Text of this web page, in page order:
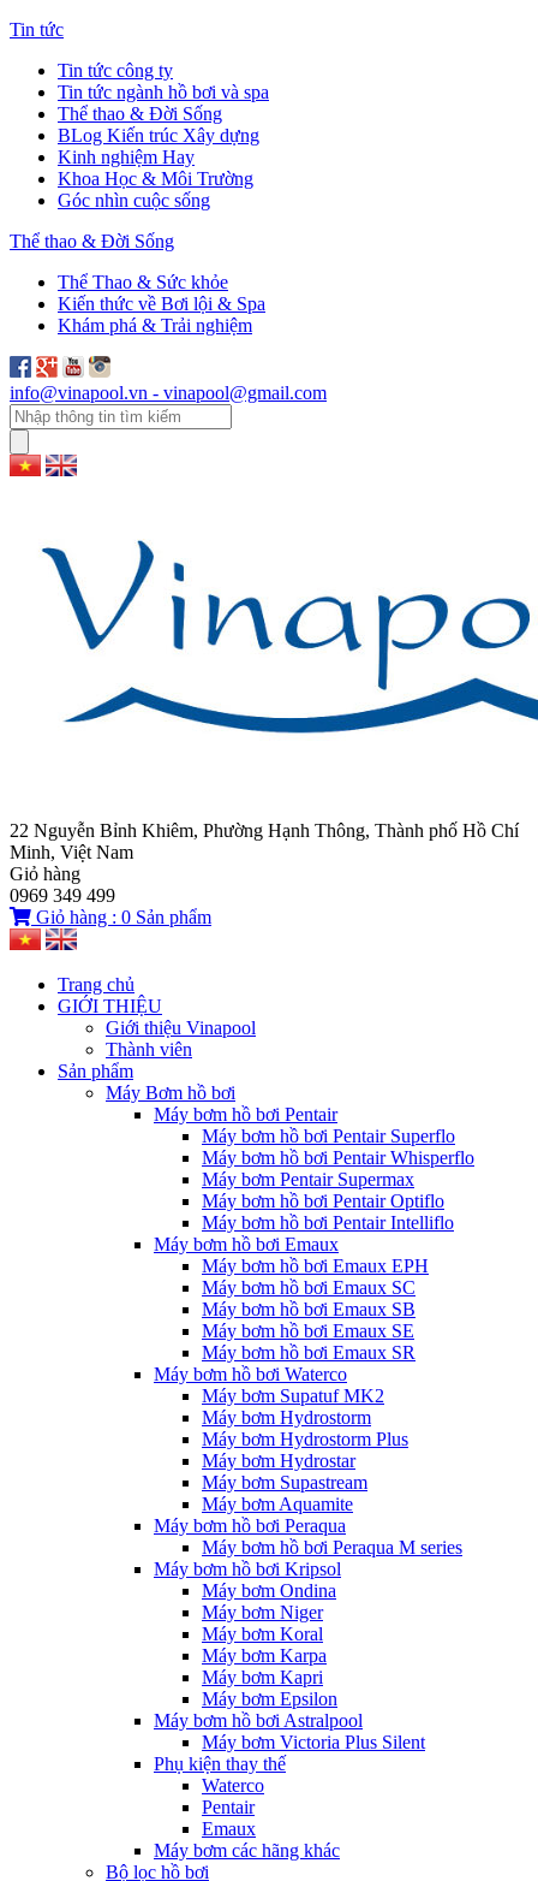
Tin tức
Tin tức công ty
Tin tức ngành hồ bơi và spa
Thể thao & Đời Sống
BLog Kiến trúc Xây dựng
Kinh nghiệm Hay
Khoa Học & Môi Trường
Góc nhìn cuộc sống
Thể thao & Đời Sống
Thể Thao & Sức khỏe
Kiến thức về Bơi lội & Spa
Khám phá & Trải nghiệm
info@vinapool.vn - vinapool@gmail.com
22 Nguyễn Bỉnh Khiêm, Phường Hạnh Thông, Thành phố Hồ Chí
Minh, Việt Nam
Giỏ hàng
0969 349 499
Giỏ hàng : 0 Sản phẩm
Trang chủ
GIỚI THIỆU
Giới thiệu Vinapool
Thành viên
Sản phẩm
Máy Bơm hồ bơi
Máy bơm hồ bơi Pentair
Máy bơm hồ bơi Pentair Superflo
Máy bơm hồ bơi Pentair Whisperflo
Máy bơm Pentair Supermax
Máy bơm hồ bơi Pentair Optiflo
Máy bơm hồ bơi Pentair Intelliflo
Máy bơm hồ bơi Emaux
Máy bơm hồ bơi Emaux EPH
Máy bơm hồ bơi Emaux SC
Máy bơm hồ bơi Emaux SB
Máy bơm hồ bơi Emaux SE
Máy bơm hồ bơi Emaux SR
Máy bơm hồ bơi Waterco
Máy bơm Supatuf MK2
Máy bơm Hydrostorm
Máy bơm Hydrostorm Plus
Máy bơm Hydrostar
Máy bơm Supastream
Máy bơm Aquamite
Máy bơm hồ bơi Peraqua
Máy bơm hồ bơi Peraqua M series
Máy bơm hồ bơi Kripsol
Máy bơm Ondina
Máy bơm Niger
Máy bơm Koral
Máy bơm Karpa
Máy bơm Kapri
Máy bơm Epsilon
Máy bơm hồ bơi Astralpool
Máy bơm Victoria Plus Silent
Phụ kiện thay thế
Waterco
Pentair
Emaux
Máy bơm các hãng khác
Bộ lọc hồ bơi